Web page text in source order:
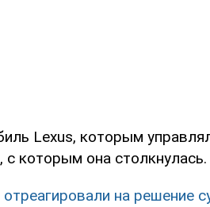
Lexus, которым
которым она столкнулась.
на решение